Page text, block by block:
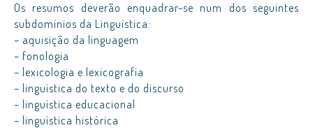
Os resumos deverão enquadrar-se num dos seguintes
subdomínios da Linguística:
– aquisição da linguagem
– fonologia
– lexicologia e lexicografia
– linguística do texto e do discurso
– linguística educacional
– linguística histórica